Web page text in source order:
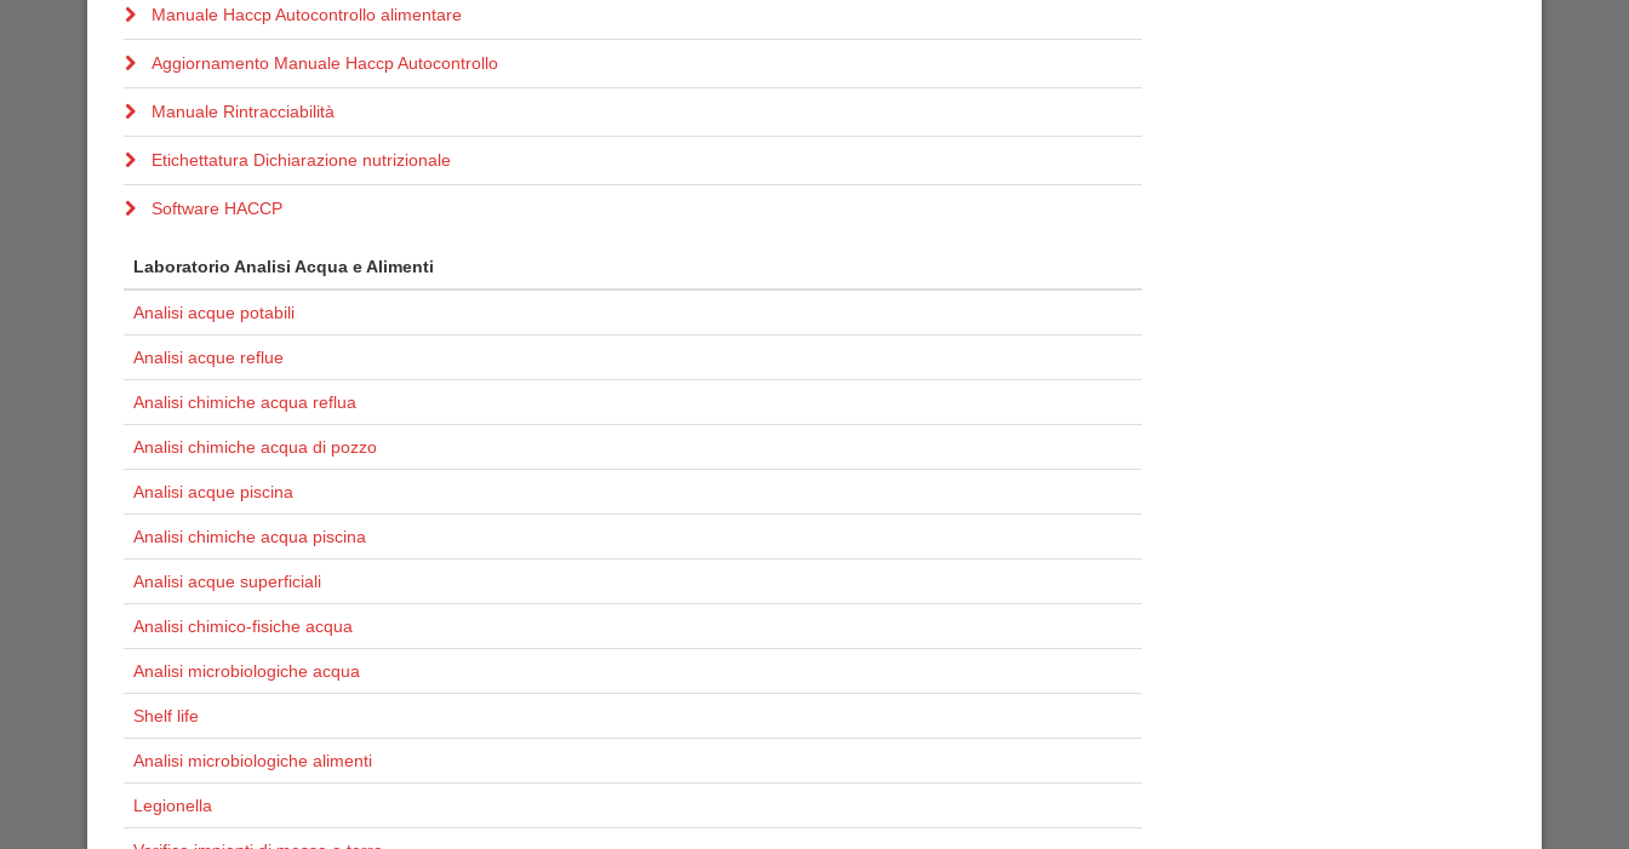
Manuale Haccp Autocontrollo alimentare
Aggiornamento Manuale Haccp Autocontrollo
Manuale Rintracciabilità
Etichettatura Dichiarazione nutrizionale
Software HACCP
Laboratorio Analisi Acqua e Alimenti
Analisi acque potabili
Analisi acque reflue
Analisi chimiche acqua reflua
Analisi chimiche acqua di pozzo
Analisi acque piscina
Analisi chimiche acqua piscina
Analisi acque superficiali
Analisi chimico-fisiche acqua
Analisi microbiologiche acqua
Shelf life
Analisi microbiologiche alimenti
Legionella